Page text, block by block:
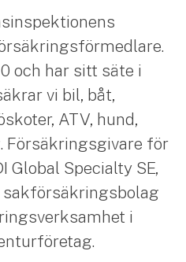
och har sitt säte i
vi bil, båt,
ATV, hund,
Försäkringsgivare för
Global Specialty SE,
i